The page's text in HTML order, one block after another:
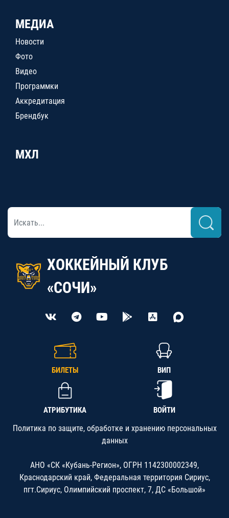
МЕДИА
Новости
Фото
Видео
Программки
Аккредитация
Брендбук
МХЛ
ХОККЕЙНЫЙ КЛУБ
«СОЧИ»
БИЛЕТЫ ВИП
АТРИБУТИКА ВОЙТИ
Политика по защите, обработке и хранению персональных
данных
АНО «СК «Кубань-Регион», ОГРН 1142300002349,
Краснодарский край, Федеральная территория Сириус,
пгт.Сириус, Олимпийский проспект, 7, ДС «Большой»